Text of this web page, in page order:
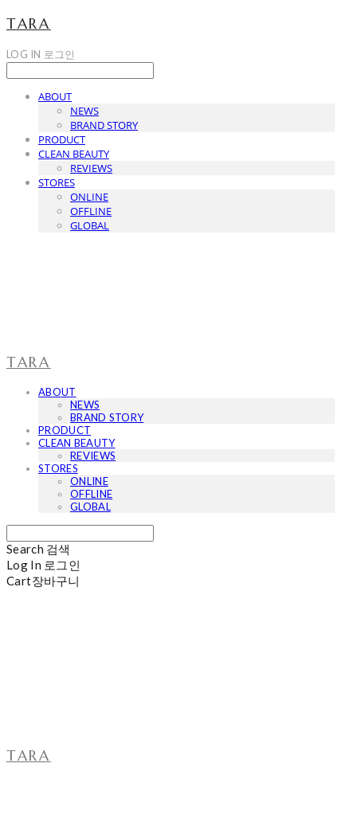
TARA
LOG IN 로그인
ABOUT
NEWS
BRAND STORY
PRODUCT
CLEAN BEAUTY
REVIEWS
STORES
ONLINE
OFFLINE
GLOBAL
TARA
ABOUT
NEWS
BRAND STORY
PRODUCT
CLEAN BEAUTY
REVIEWS
STORES
ONLINE
OFFLINE
GLOBAL
Search 검색
Log In 로그인
Cart장바구니
TARA